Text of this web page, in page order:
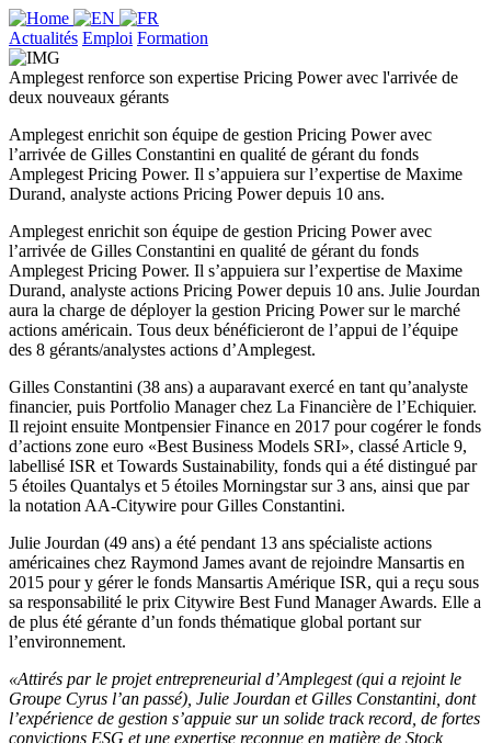
Actualités Emploi Formation
Amplegest renforce son expertise Pricing Power avec l'arrivée de
deux nouveaux gérants
Amplegest enrichit son équipe de gestion Pricing Power avec
l’arrivée de Gilles Constantini en qualité de gérant du fonds
Amplegest Pricing Power. Il s’appuiera sur l’expertise de Maxime
Durand, analyste actions Pricing Power depuis 10 ans.
Amplegest enrichit son équipe de gestion Pricing Power avec
l’arrivée de Gilles Constantini en qualité de gérant du fonds
Amplegest Pricing Power. Il s’appuiera sur l’expertise de Maxime
Durand, analyste actions Pricing Power depuis 10 ans. Julie Jourdan
aura la charge de déployer la gestion Pricing Power sur le marché
actions américain. Tous deux bénéficieront de l’appui de l’équipe
des 8 gérants/analystes actions d’Amplegest.
Gilles Constantini (38 ans) a auparavant exercé en tant qu’analyste
financier, puis Portfolio Manager chez La Financière de l’Echiquier.
Il rejoint ensuite Montpensier Finance en 2017 pour cogérer le fonds
d’actions zone euro «Best Business Models SRI», classé Article 9,
labellisé ISR et Towards Sustainability, fonds qui a été distingué par
5 étoiles Quantalys et 5 étoiles Morningstar sur 3 ans, ainsi que par
la notation AA-Citywire pour Gilles Constantini.
Julie Jourdan (49 ans) a été pendant 13 ans spécialiste actions
américaines chez Raymond James avant de rejoindre Mansartis en
2015 pour y gérer le fonds Mansartis Amérique ISR, qui a reçu sous
sa responsabilité le prix Citywire Best Fund Manager Awards. Elle a
de plus été gérante d’un fonds thématique global portant sur
l’environnement.
«Attirés par le projet entrepreneurial d’Amplegest (qui a rejoint le
Groupe Cyrus l’an passé), Julie Jourdan et Gilles Constantini, dont
l’expérience de gestion s’appuie sur un solide track record, de fortes
convictions ESG et une expertise reconnue en matière de Stock